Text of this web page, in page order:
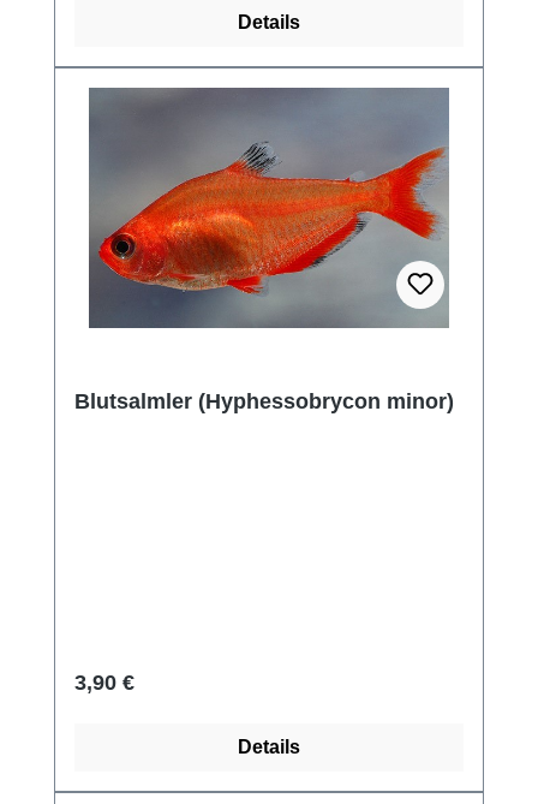
Details
Blutsalmler (Hyphessobrycon minor)
Regulärer Preis:
3,90 €
Details